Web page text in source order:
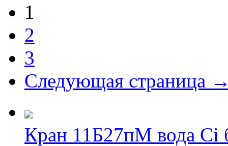
1
2
3
Следующая страница
Кран 11Б27пМ вода Ci